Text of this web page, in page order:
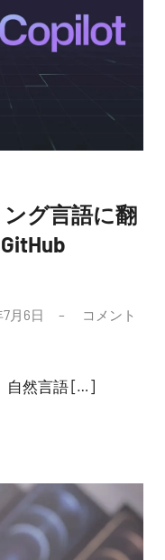
グ言語に翻
月6日
コメント
自然言語 […]